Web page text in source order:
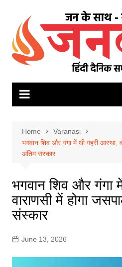
content
Home
Varanasi
भगवान शिव और गंगा में थी गहरी आस्था,
अंतिम संस्कार
भगवान शिव और गंगा
वाराणसी में होगा
संस्कार
June 13, 2026